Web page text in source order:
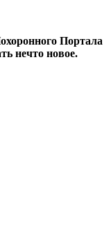
Портала
нечто новое.